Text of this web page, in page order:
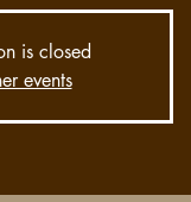
is closed
events